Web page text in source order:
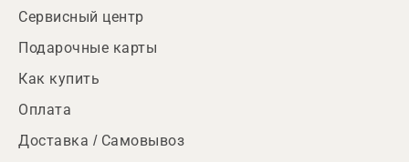
Сервисный центр
Подарочные карты
Как купить
Оплата
Доставка / Самовывоз